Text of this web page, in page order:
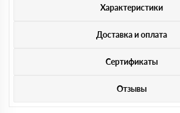
Характеристики
Доставка и оплата
Сертификаты
Отзывы